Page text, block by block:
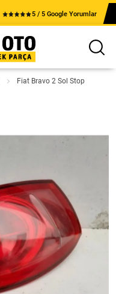
5 / 5 Google Yorumlar
Fiat Bravo 2 Sol Stop